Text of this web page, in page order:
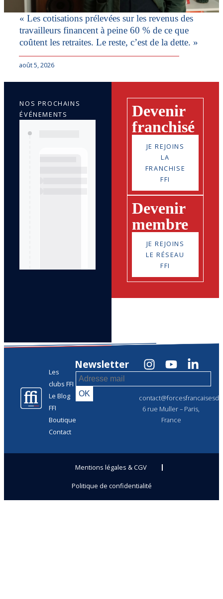
« Les cotisations prélevées sur les revenus des
travailleurs financent à peine 60 % de ce que
coûtent les retraites. Le reste, c’est de la dette. »
août 5, 2026
Devenir
franchisé
JE REJOINS
LA
FRANCHISE
FFI
Devenir
membre
JE REJOINS
LE RÉSEAU
FFI
NOS PROCHAINS
ÉVÉNEMENTS
Les
clubs FFI
Le Blog
FFI
Boutique
Contact
6 rue Muller – Paris,
France
Newsletter
Mentions légales & CGV
Politique de confidentialité